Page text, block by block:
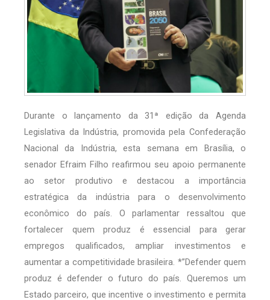
Durante o lançamento da 31ª edição da Agenda
Legislativa da Indústria, promovida pela Confederação
Nacional da Indústria, esta semana em Brasília, o
senador Efraim Filho reafirmou seu apoio permanente
ao setor produtivo e destacou a importância
estratégica da indústria para o desenvolvimento
econômico do país. O parlamentar ressaltou que
fortalecer quem produz é essencial para gerar
empregos qualificados, ampliar investimentos e
aumentar a competitividade brasileira. *”Defender quem
produz é defender o futuro do país. Queremos um
Estado parceiro, que incentive o investimento e permita